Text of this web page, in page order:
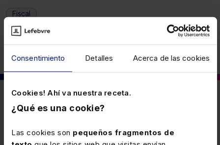
Consentimiento Detalles Acerca de las cookies
Cookies! Ahí va nuestra receta.
¿Qué es una cookie?
Las cookies son pequeños fragmentos de
Fiscal
También puede interesarte
10 MARZO 2026